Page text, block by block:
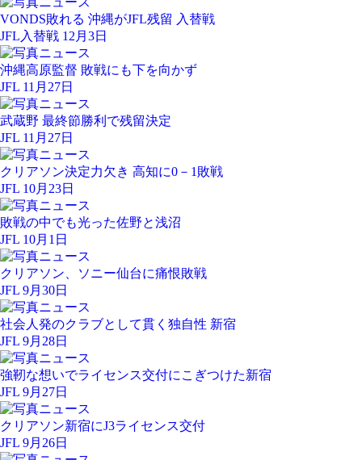
VONDS敗れる 沖縄がJFL残留 入替戦
JFL入替戦 12月3日
沖縄高原監督 敗戦にも下を向かず
JFL 11月27日
武蔵野 最終節勝利で残留決定
JFL 11月27日
クリアソン決定力欠き 高知に0－1敗戦
JFL 10月23日
敗戦の中でも光った佐野と浅沼
JFL 10月1日
クリアソン、ソニー仙台に痛恨敗戦
JFL 9月30日
社会人発のクラブとして貫く独自性 新宿
JFL 9月28日
強靭な想いでライセンス交付にこぎつけた新宿
JFL 9月27日
クリアソン新宿にJ3ライセンス交付
JFL 9月26日